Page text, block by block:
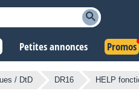
Petites annonces Promos
/ DtD DR16 HELP